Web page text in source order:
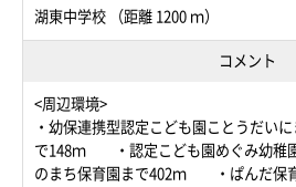
湖東中学校 （距離 1200 ｍ）
コメント
<周辺環境>
・幼保連携型認定こども園ことうだ
で148ｍ ・認定こども園めぐみ幼
のまち保育園まで402ｍ ・ぱんだ